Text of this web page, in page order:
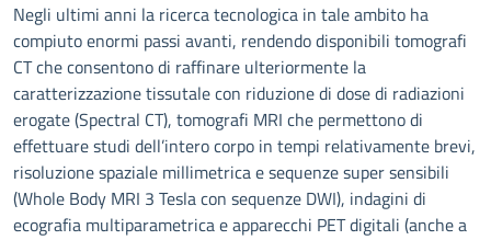
Negli ultimi anni la ricerca tecnologica in tale ambito ha
compiuto enormi passi avanti, rendendo disponibili tomografi
CT che consentono di raffinare ulteriormente la
caratterizzazione tissutale con riduzione di dose di radiazioni
erogate (Spectral CT), tomografi MRI che permettono di
effettuare studi dell’intero corpo in tempi relativamente brevi,
risoluzione spaziale millimetrica e sequenze super sensibili
(Whole Body MRI 3 Tesla con sequenze DWI), indagini di
ecografia multiparametrica e apparecchi PET digitali (anche a